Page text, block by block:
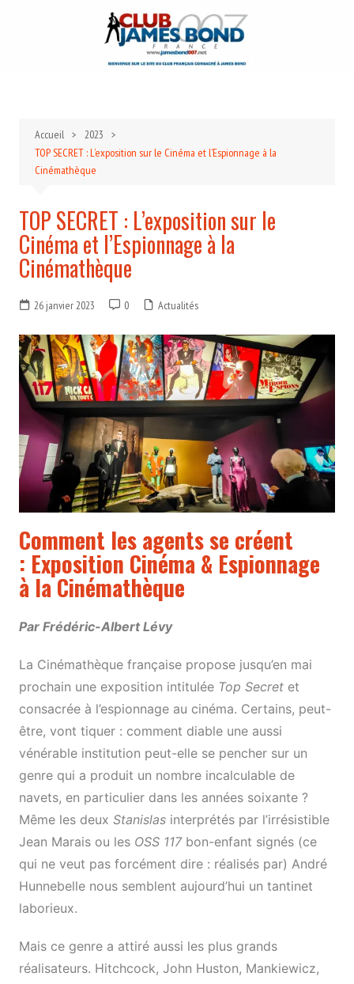
Accueil
2023
TOP SECRET : L’exposition sur le Cinéma et l’Espionnage à la
Cinémathèque
TOP SECRET : L’exposition sur le
Cinéma et l’Espionnage à la
Cinémathèque
26 janvier 2023 0 Actualités
Comment les agents se créent
: Exposition Cinéma & Espionnage
à la Cinémathèque
Par Frédéric-Albert Lévy
La Cinémathèque française propose jusqu’en mai
prochain une exposition intitulée Top Secret et
consacrée à l’espionnage au cinéma. Certains, peut-
être, vont tiquer : comment diable une aussi
vénérable institution peut-elle se pencher sur un
genre qui a produit un nombre incalculable de
navets, en particulier dans les années soixante ?
Même les deux Stanislas interprétés par l’irrésistible
Jean Marais ou les OSS 117 bon-enfant signés (ce
qui ne veut pas forcément dire : réalisés par) André
Hunnebelle nous semblent aujourd’hui un tantinet
laborieux.
Mais ce genre a attiré aussi les plus grands
réalisateurs. Hitchcock, John Huston, Mankiewicz,